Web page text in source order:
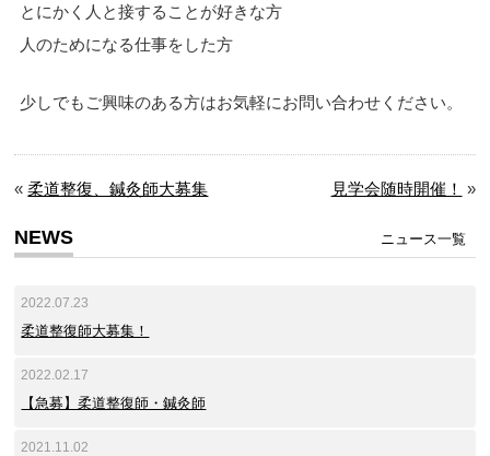
とにかく人と接することが好きな方
人のためになる仕事をした方
少しでもご興味のある方はお気軽にお問い合わせください。
«柔道整復、鍼灸師大募集 見学会随時開催！ »
NEWS ニュース一覧
2022.07.23
柔道整復師大募集！
2022.02.17
【急募】柔道整復師・鍼灸師
2021.11.02